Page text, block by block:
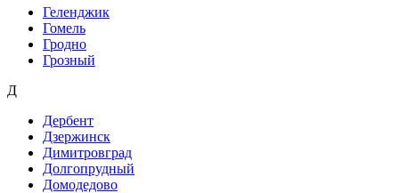
Геленджик
Гомель
Гродно
Грозный
Д
Дербент
Дзержинск
Димитровград
Долгопрудный
Домодедово